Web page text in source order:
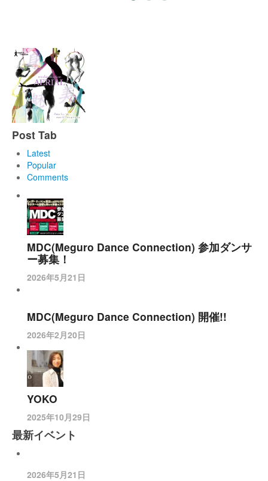
Post Tab
Latest
Popular
Comments
MDC(Meguro Dance Connection) 参加ダンサ
ー募集！
2026年5月21日
MDC(Meguro Dance Connection) 開催!!
2026年2月20日
YOKO
2025年10月29日
最新イベント
2026年5月21日